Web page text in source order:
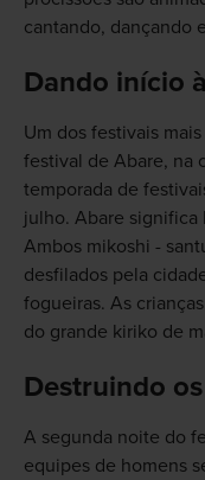
cantando, dançando
Dando início
Um dos festivais
festival de Abare, na
temporada de
julho. Abare
Ambos mikoshi -
desfilados pela
fogueiras. As
do grande kiriko de
Destruindo
A segunda noite do
equipes de homens